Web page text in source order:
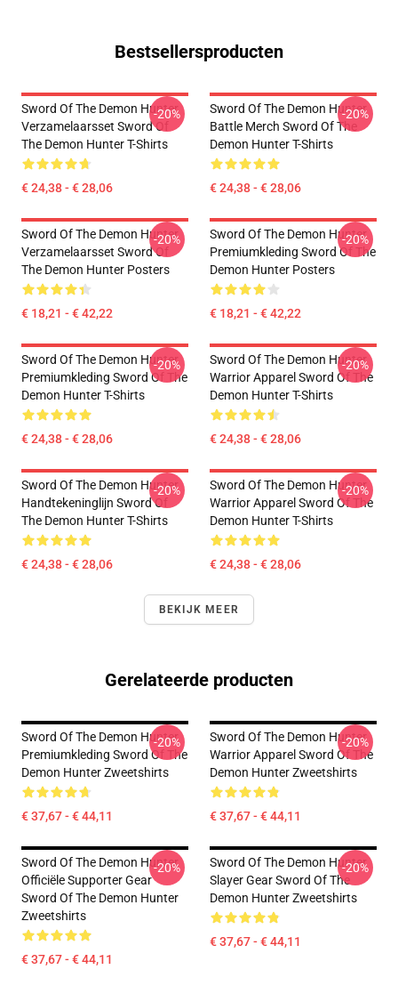
Bestsellersproducten
Sword Of The Demon Hunter
Verzamelaarsset Sword Of
The Demon Hunter T-Shirts
€ 24,38 - € 28,06
-20%
Sword Of The Demon Hunter
Battle Merch Sword Of The
Demon Hunter T-Shirts
€ 24,38 - € 28,06
-20%
Sword Of The Demon Hunter
Verzamelaarsset Sword Of
The Demon Hunter Posters
€ 18,21 - € 42,22
-20%
Sword Of The Demon Hunter
Premiumkleding Sword Of The
Demon Hunter Posters
€ 18,21 - € 42,22
-20%
Sword Of The Demon Hunter
Premiumkleding Sword Of The
Demon Hunter T-Shirts
€ 24,38 - € 28,06
-20%
Sword Of The Demon Hunter
Warrior Apparel Sword Of The
Demon Hunter T-Shirts
€ 24,38 - € 28,06
-20%
Sword Of The Demon Hunter
Handtekeninglijn Sword Of
The Demon Hunter T-Shirts
€ 24,38 - € 28,06
-20%
Sword Of The Demon Hunter
Warrior Apparel Sword Of The
Demon Hunter T-Shirts
€ 24,38 - € 28,06
-20%
BEKIJK MEER
Gerelateerde producten
Sword Of The Demon Hunter
Premiumkleding Sword Of The
Demon Hunter Zweetshirts
€ 37,67 - € 44,11
-20%
Sword Of The Demon Hunter
Warrior Apparel Sword Of The
Demon Hunter Zweetshirts
€ 37,67 - € 44,11
-20%
Sword Of The Demon Hunter
Officiële Supporter Gear
Sword Of The Demon Hunter
Zweetshirts
€ 37,67 - € 44,11
-20%
Sword Of The Demon Hunter
Slayer Gear Sword Of The
Demon Hunter Zweetshirts
€ 37,67 - € 44,11
-20%